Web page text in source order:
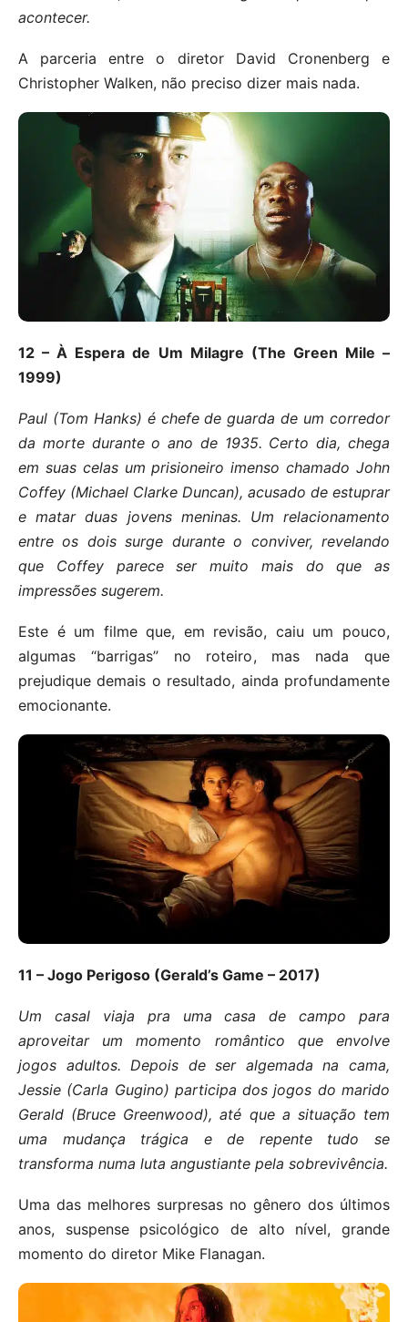
acontecer.
A parceria entre o diretor David Cronenberg e
Christopher Walken, não preciso dizer mais nada.
12 – À Espera de Um Milagre (The Green Mile –
1999)
Paul (Tom Hanks) é chefe de guarda de um corredor
da morte durante o ano de 1935. Certo dia, chega
em suas celas um prisioneiro imenso chamado John
Coffey (Michael Clarke Duncan), acusado de estuprar
e matar duas jovens meninas. Um relacionamento
entre os dois surge durante o conviver, revelando
que Coffey parece ser muito mais do que as
impressões sugerem.
Este é um filme que, em revisão, caiu um pouco,
algumas “barrigas” no roteiro, mas nada que
prejudique demais o resultado, ainda profundamente
emocionante.
11 – Jogo Perigoso (Gerald’s Game – 2017)
Um casal viaja pra uma casa de campo para
aproveitar um momento romântico que envolve
jogos adultos. Depois de ser algemada na cama,
Jessie (Carla Gugino) participa dos jogos do marido
Gerald (Bruce Greenwood), até que a situação tem
uma mudança trágica e de repente tudo se
transforma numa luta angustiante pela sobrevivência.
Uma das melhores surpresas no gênero dos últimos
anos, suspense psicológico de alto nível, grande
momento do diretor Mike Flanagan.